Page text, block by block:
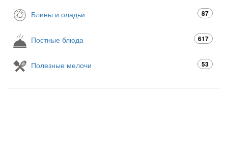
Блины и оладьи 87
Постные блюда 617
Полезные мелочи 53